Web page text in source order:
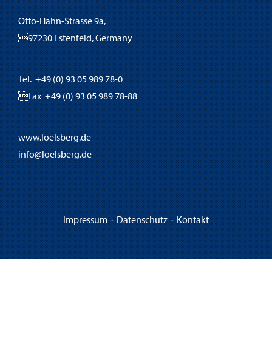
Otto-Hahn-Strasse 9a,
97230 Estenfeld, Germany
Tel. +49 (0) 93 05 989 78-0
Fax +49 (0) 93 05 989 78-88
www.loelsberg.de
info@loelsberg.de
Impressum·Datenschutz·Kontakt